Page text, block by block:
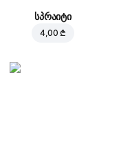
სპრაიტი
4,00 ₾